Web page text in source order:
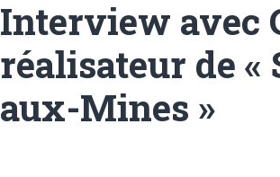
Interview avec
réalisateur de
aux-Mines »